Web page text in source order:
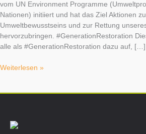
vom UN Environment Programme
Nationen) initiiert und hat das Ziel Aktionen
Umweltbewusstseins und zur Rettung
hervorzubringen. #GenerationRestoration
alle als #GenerationRestoration dazu auf, […]
Weiterlesen »